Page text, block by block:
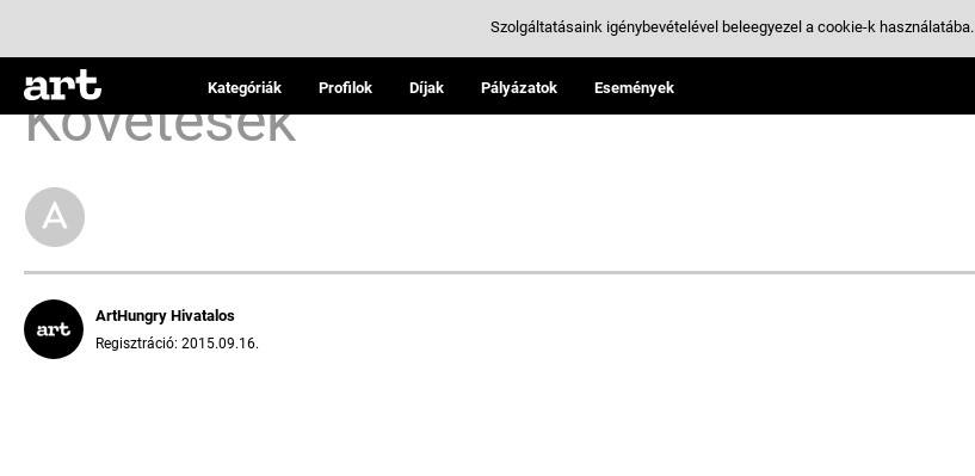
Kategóriák Profilok Díjak Pályázatok Események
Követések
ArtHungry Hivatalos
Regisztráció: 2015.09.16.
Szolgáltatásaink igénybevételével beleegyezel a cookie-k használatába.